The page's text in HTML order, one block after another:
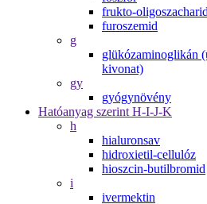
frukto-
furoszemid
g
glükózaminoglikán
kivonat)
gy
gyógynövény
Hatóanyag szerint H-I-J-K
h
hialuronsav
hidroxietil-cellulóz
hioszcin-butilbromid
i
ivermektin